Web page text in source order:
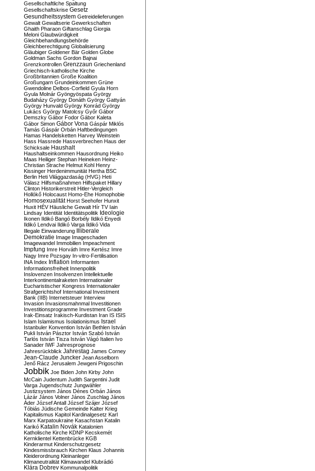
Gesellschaftliche Spaltung
Gesellschaftskrise Gesetz
Gesundheitssystem Getreidelieferungen
Gewalt Gewaltserie Gewerkschaften
Ghaith Pharaon Giftanschlag Giorgia
Meloni Glaubwürdigkeit
Gleichbehandlungsbehörde
Gleichberechtigung Globalisierung
Gläubiger Goldener Bär Golden Globe
Goldman Sachs Gordon Bajnai
Grenzkontrollen Grenzzaun Griechenland
Griechisch-katholische Kirche
Großbritannien Große Koalition
Großungarn Grundeinkommen Grüne
Gwendoline Delbos-Corfield Gyula Horn
Gyula Molnár Gyöngyöspata György
Budaházy György Donáth György Gattyán
György Hunvald György Konrád György
Lukács György Matolcsy Győr Gábor
Demszky Gábor Fodor Gábor Kaleta
Gábor Simon Gábor Vona Gáspár Miklós
Tamás Gáspár Orbán Haftbedingungen
Hamas Handelsketten Harvey Weinstein
Hass Hassrede Hassverbrechen Haus der
Schicksale Haushalt
Haushaltseinkommen Hausordnung Heiko
Maas Heiliger Stephan Heineken Heinz-
Christian Strache Helmut Kohl Henry
Kissinger Herdenimmunität Hertha BSC
Berlin Heti Világgazdaság (HVG) Heti
Válasz Hilfsmaßnahmen Hilfspaket Hillary
Clinton Historikerstreit Hitler-Vergleich
Hollókő Holocaust Homo-Ehe Homophobie
Homosexualität Horst Seehofer Hunxit
Huxit HÉV Häusliche Gewalt Hír TV Iain
Lindsay Identität Identitätspolitik Ideologie
Ikonen Ildikó Bangó Borbély Ildikó Enyedi
Ildikó Lendvai Ildikó Varga Ildikó Vida
Illegale Einwanderung Illiberale
Demokratie Image Imageschaden
Imagewandel Immobilien Impeachment
Impfung Imre Horváth Imre Kertész Imre
Nagy Imre Pozsgay In-vitro-Fertilisation
INA Index Inflation Informanten
Informationsfreiheit Innenpolitik
Inslovenzen Insolvenzen Intellektuelle
Interkontinentalraketen Internationaler
Eucharistischer Kongress Internationaler
Strafgerichtshof International Investment
Bank (IIB) Internetsteuer Interview
Invasion Invasionsmahnmal Investitionen
Investitionsprogramme Investment Grade
Irak-Einsatz Irakisch-Kurdistan Iran IS ISIS
Islam Islamismus Isolationismus Israel
Istanbuler Konvention István Bethlen István
Pukli István Pásztor István Szabó István
Tarlós István Tisza István Vágó Italien Ivo
Sanader IWF Jahresprognose
Jahresrückblick Jahrestag James Corney
Jean-Claude Juncker Jean Asselborn
Jenő Rácz Jerusalem Jewgeni Prigoschin
Jobbik Joe Biden John Kirby John
McCain Judentum Judith Sargentini Judit
Varga Jugendschutz Jungwähler
Justizsystem János Dénes Orbán János
Lázár János Volner János Zuschlag János
Áder József Antall József Szájer József
Tóbiás Jüdische Gemeinde Kalter Krieg
Kapitalismus Kapitol Kardinalgesetz Karl
Marx Karpatoukraine Kasachstan Katalin
Karikó Katalin Novák Katalonien
Katholische Kirche KDNP Kecskemét
Kernklientel Kettenbrücke KGB
Kinderarmut Kinderschutzgesetz
Kindesmissbrauch Kirchen Klaus Johannis
Kleiderordnung Kleinanleger
Klimaneutralität Klimawandel Klubrádió
Klára Dobrev Kommunalpolitik